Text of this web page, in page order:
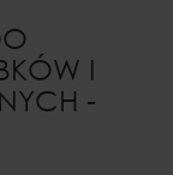
I
-